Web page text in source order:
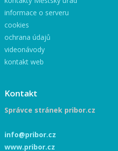
informace o serveru
cookies
ochrana údajů
videonávody
kontakt web
Kontakt
Správce stránek pribor.cz
info@pribor.cz
www.pribor.cz